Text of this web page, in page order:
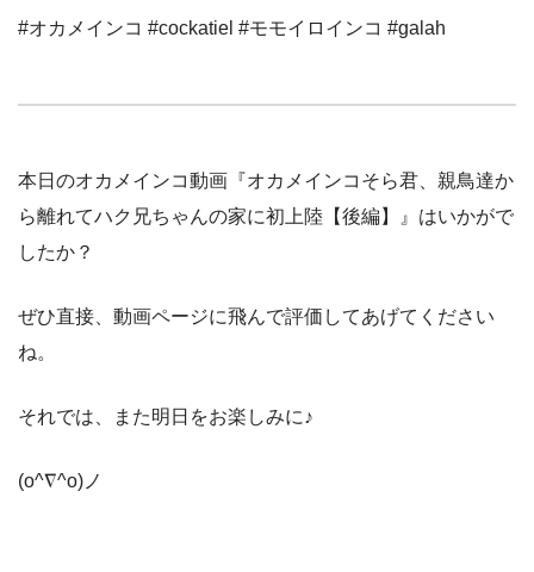
#オカメインコ #cockatiel #モモイロインコ #galah
本日のオカメインコ動画『オカメインコそら君、親鳥達か
ら離れてハク兄ちゃんの家に初上陸【後編】』はいかがで
したか？
ぜひ直接、動画ページに飛んで評価してあげてください
ね。
それでは、また明日をお楽しみに♪
(o^∇^o)ノ